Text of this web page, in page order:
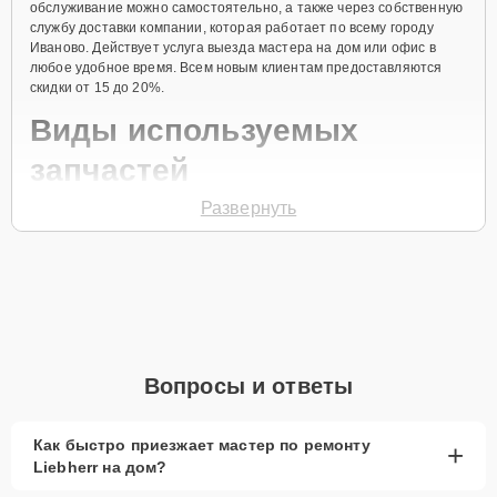
обслуживание можно самостоятельно, а также через собственную
службу доставки компании, которая работает по всему городу
Иваново. Действует услуга выезда мастера на дом или офис в
любое удобное время. Всем новым клиентам предоставляются
скидки от 15 до 20%.
Виды используемых
запчастей
Для ремонта морозильной камеры модели GG 4360 предлагаются
активное использование устройства дольше
запчастей.
При наличии планов в скором времени заменить
Развернуть
Вопросы и ответы
Как быстро приезжает мастер по ремонту
Liebherr на дом?
+